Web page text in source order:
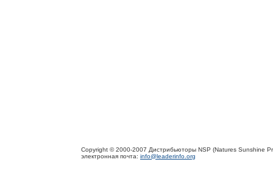
Copyright © 2000-2007 Дистрибьюторы NSP (Natures Sunshine
электронная почта: info@leaderinfo.org